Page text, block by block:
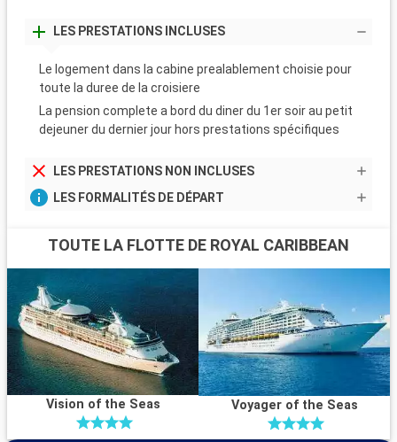
LES PRESTATIONS INCLUSES
Le logement dans la cabine prealablement choisie pour
toute la duree de la croisiere
La pension complete a bord du diner du 1er soir au petit
dejeuner du dernier jour hors prestations spécifiques
LES PRESTATIONS NON INCLUSES
LES FORMALITÉS DE DÉPART
TOUTE LA FLOTTE DE ROYAL CARIBBEAN
Vision of the Seas Voyager of the Seas